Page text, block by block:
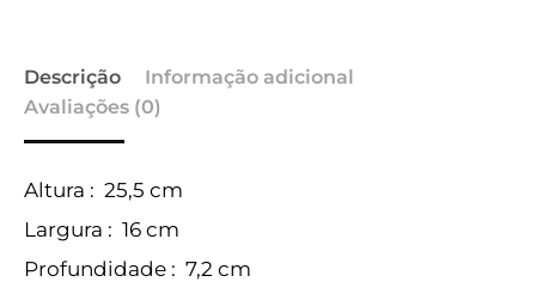
Descrição
Informação adicional
Avaliações (0)
Altura : 25,5 cm
Largura : 16 cm
Profundidade : 7,2 cm